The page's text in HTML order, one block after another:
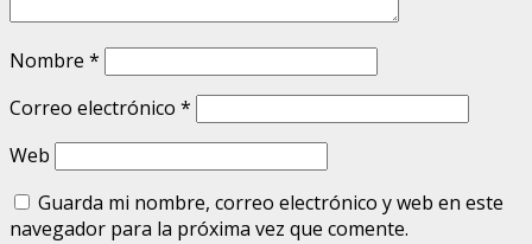
Nombre *
Correo electrónico *
Web
Guarda mi nombre, correo electrónico y web en este
navegador para la próxima vez que comente.